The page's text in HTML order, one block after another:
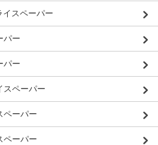
スペーパー
パー
パー
スペーパー
ペーパー
ペーパー